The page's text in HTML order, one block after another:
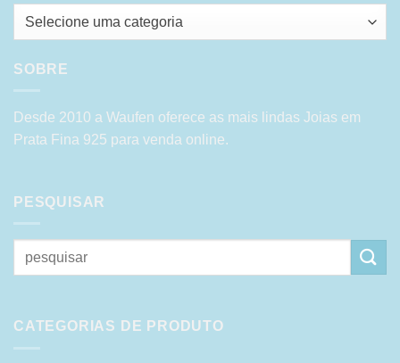
Selecione uma categoria
SOBRE
Desde 2010 a Waufen oferece as mais lindas Joias em
Prata Fina 925 para venda online.
PESQUISAR
Pesquisar
por:
CATEGORIAS DE PRODUTO